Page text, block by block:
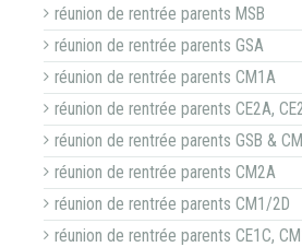
réunion de rentrée parents MSB
réunion de rentrée parents GSA
réunion de rentrée parents CM1A
réunion de rentrée parents CE2A,
réunion de rentrée parents GSB &
réunion de rentrée parents CM2A
réunion de rentrée parents CM1/2D
réunion de rentrée parents CE1C,